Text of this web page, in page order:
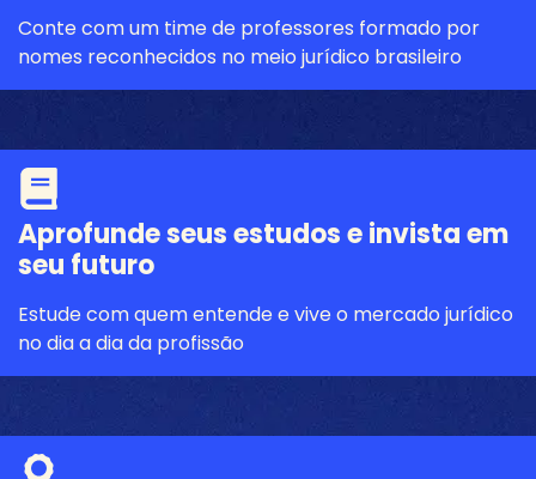
Conte com um time de professores formado por
nomes reconhecidos no meio jurídico brasileiro
Aprofunde seus estudos e invista em
seu futuro
Estude com quem entende e vive o mercado jurídico
no dia a dia da profissão